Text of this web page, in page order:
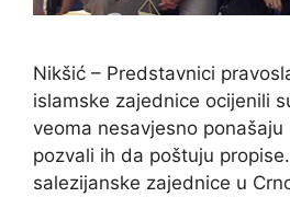
Nikšić – Predstavnici
islamske zajednice ocijenili
veoma nesavjesno ponašaju
pozvali ih da poštuju
salezijanske zajednice u